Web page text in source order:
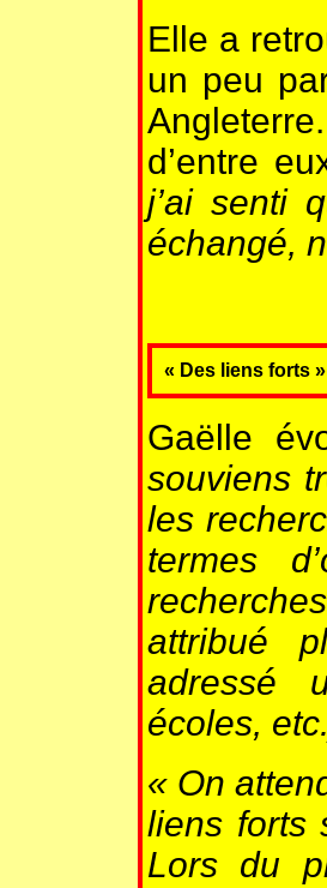
Elle a
un peu
d’entre
j’ai senti
échangé,
« Des liens forts »
Gaëlle
souviens
les
termes
attribué
adressé
écoles,
« On
liens forts
Lors du